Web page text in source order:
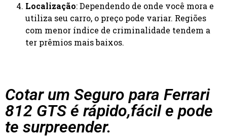
Localização: Dependendo de onde você mora e
utiliza seu carro, o preço pode variar. Regiões
com menor índice de criminalidade tendem a
ter prêmios mais baixos.
Cotar um Seguro para Ferrari
812 GTS é rápido,fácil e pode
te surpreender.